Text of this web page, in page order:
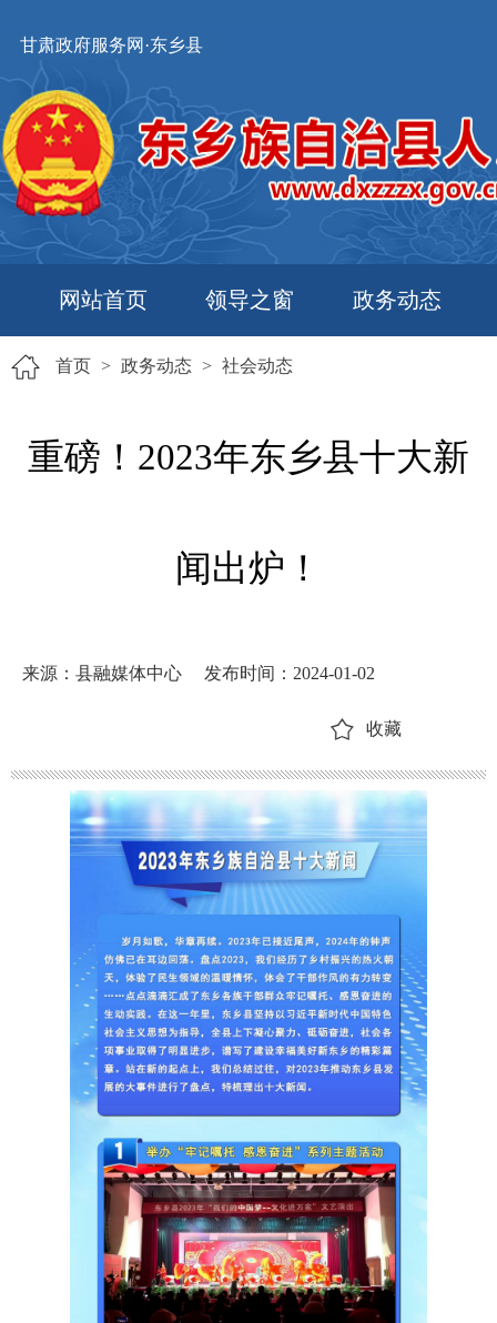
甘肃政府服务网·东乡县
网站首页 领导之窗 政务动态
首页 > 政务动态 > 社会动态
重磅！2023年东乡县十大新
闻出炉！
来源：县融媒体中心 发布时间：2024-01-02
收藏